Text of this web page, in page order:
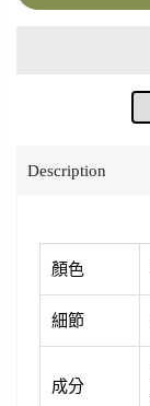
Description
顏色
細節
成分